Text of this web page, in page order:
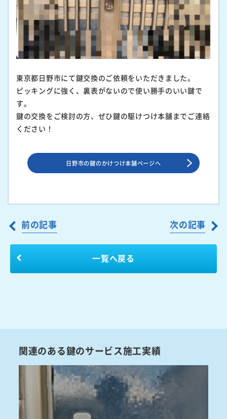
東京都日野市にて鍵交換のご依頼をいただきました。
ピッキングに強く、裏表がないので使い勝手のいい鍵で
す。
鍵の交換をご検討の方、ぜひ鍵の駆けつけ本舗までご連絡
ください！
日野市の鍵のかけつけ本舗ページへ
前の記事
一覧へ戻る
次の記事
関連のある鍵のサービス施工実績